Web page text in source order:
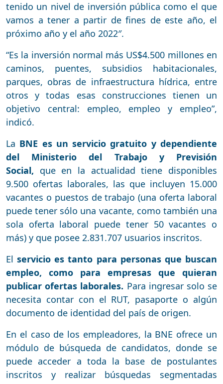
tenido un nivel de inversión pública como el que
vamos a tener a partir de fines de este año, el
próximo año y el año 2022″.
“Es la inversión normal más US$4.500 millones en
caminos, puentes, subsidios habitacionales,
parques, obras de infraestructura hídrica, entre
otros y todas esas construcciones tienen un
objetivo central: empleo, empleo y empleo”,
indicó.
La BNE es un servicio gratuito y dependiente
del Ministerio del Trabajo y Previsión
Social, que en la actualidad tiene disponibles
9.500 ofertas laborales, las que incluyen 15.000
vacantes o puestos de trabajo (una oferta laboral
puede tener sólo una vacante, como también una
sola oferta laboral puede tener 50 vacantes o
más) y que posee 2.831.707 usuarios inscritos.
Elservicio es tanto para personas que buscan
empleo, como para empresas que quieran
publicar ofertas laborales. Para ingresar solo se
necesita contar con el RUT, pasaporte o algún
documento de identidad del país de origen.
En el caso de los empleadores, la BNE ofrece un
módulo de búsqueda de candidatos, donde se
puede acceder a toda la base de postulantes
inscritos y realizar búsquedas segmentadas